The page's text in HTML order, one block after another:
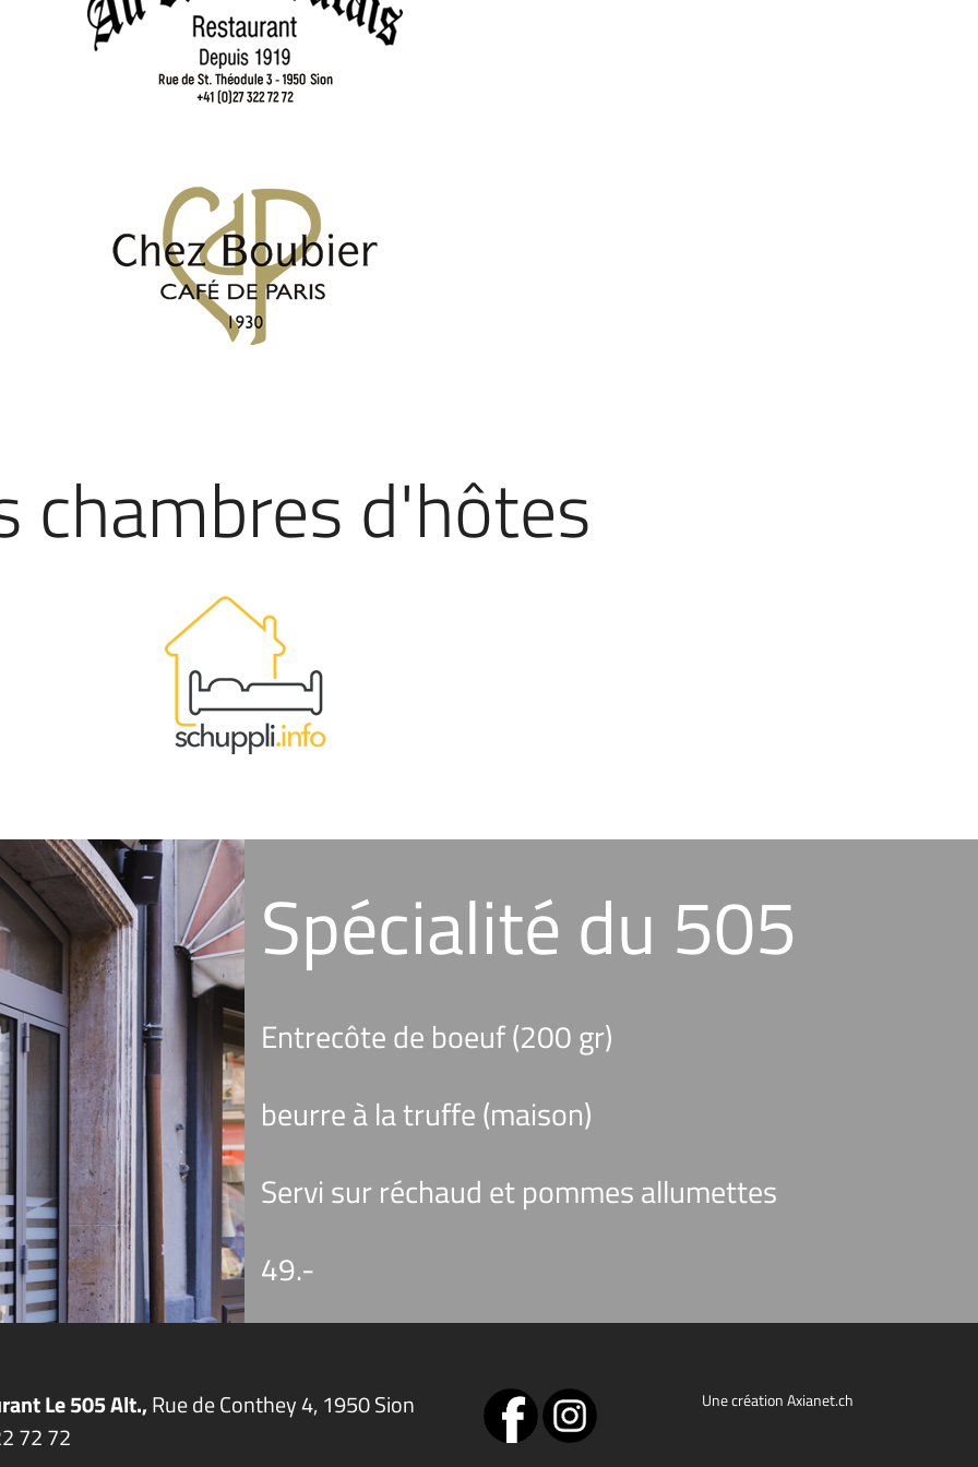
chambres d'hôtes
Spécialité du 505
Entrecôte de boeuf (200 gr)
beurre à la truffe (maison)
Servi sur réchaud et pommes allumettes
49.-
Le 505 Alt.,Rue de Conthey 4, 1950 Sion
7272
Une création Axianet.ch